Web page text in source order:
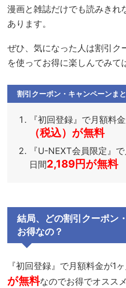
漫画と雑誌だけでも読みきれ
あります。
ぜひ、気になった人は割引ク
を使ってお得に楽しんでみて
割引クーポン・キャンペーンま
『初回登録 』で月額料
（税込） が無料
『U-NEXT会員限定 』
日間2,189円が無料
結局、どの割引クーポン
お得なの？
『初回登録』で月額料金が1
が無料なのでお得でオスス